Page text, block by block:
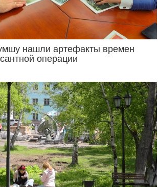
нашли артефакты времен
операции